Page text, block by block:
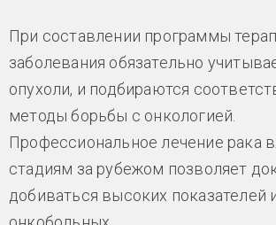
При составлении программы
заболевания обязательно
опухоли, и подбираются
методы борьбы с онкологией.
Профессиональное лечение рака
стадиям за рубежом позволяет
добиваться высоких показателей